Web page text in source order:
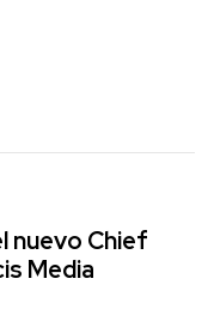
nuevo Chief
Media